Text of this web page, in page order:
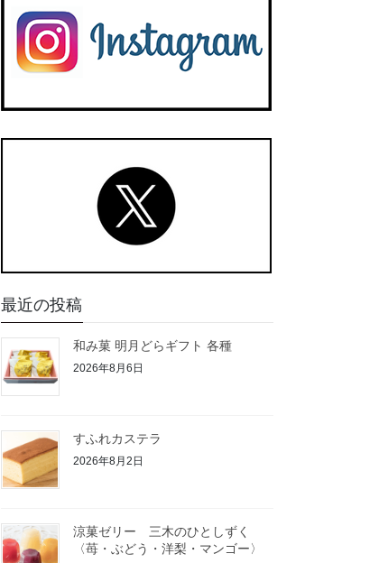
最近の投稿
和み菓 明月どらギフト 各種
2026年8月6日
すふれカステラ
2026年8月2日
涼菓ゼリー 三木のひとしずく
〈苺・ぶどう・洋梨・マンゴー〉